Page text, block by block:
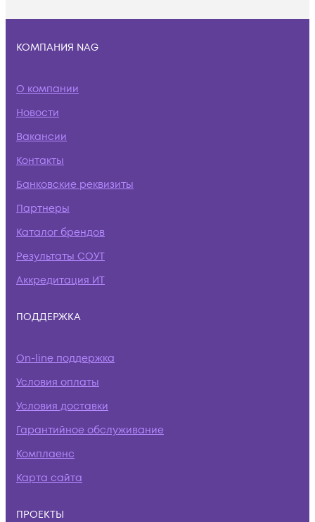
КОМПАНИЯ NAG
О компании
Новости
Вакансии
Контакты
Банковские реквизиты
Партнеры
Каталог брендов
Результаты СОУТ
Аккредитация ИТ
ПОДДЕРЖКА
On-line поддержка
Условия оплаты
Условия доставки
Гарантийное обслуживание
Комплаенс
Карта сайта
ПРОЕКТЫ